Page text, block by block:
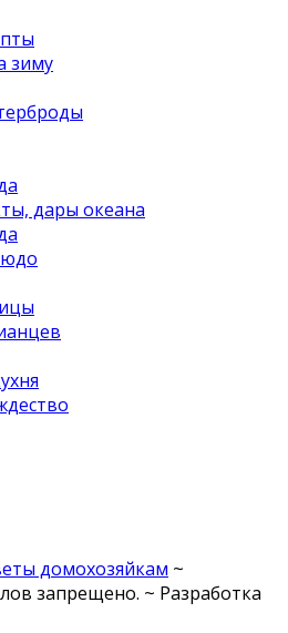
зиму
дары океана
домохозяйкам ~
запрещено. ~ Разработка